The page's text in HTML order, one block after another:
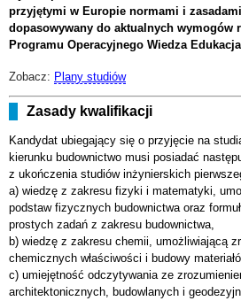
przyjętymi w Europie normami i
dopasowywany do aktualnych wymogów
Programu Operacyjnego Wiedza
Zobacz: Plany studiów
Zasady kwalifikacji
Kandydat ubiegający się o przyjęcie na
kierunku budownictwo musi posiadać
z ukończenia studiów inżynierskich
a) wiedzę z zakresu fizyki i matematyki,
podstaw fizycznych budownictwa oraz
prostych zadań z zakresu budownictwa,
b) wiedzę z zakresu chemii, umożliwiającą
chemicznych właściwości i budowy
c) umiejętność odczytywania ze
architektonicznych, budowlanych i